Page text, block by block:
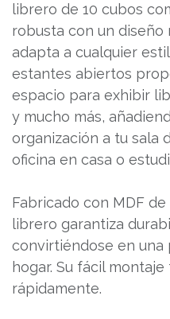
librero de 10 cubos
robusta con un diseño
adapta a cualquier
estantes abiertos
espacio para exhibir
y mucho más,
organización a tu sala
oficina en casa o
Fabricado con MDF
librero garantiza
convirtiéndose en una
hogar. Su fácil
rápidamente.